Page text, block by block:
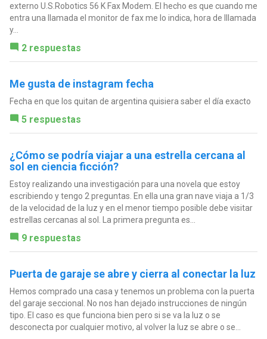
externo U.S.Robotics 56 K Fax Modem. El hecho es que cuando me
entra una llamada el monitor de fax me lo indica, hora de lllamada
y...
2 respuestas
Me gusta de instagram fecha
Fecha en que los quitan de argentina quisiera saber el día exacto
5 respuestas
¿Cómo se podría viajar a una estrella cercana al
sol en ciencia ficción?
Estoy realizando una investigación para una novela que estoy
escribiendo y tengo 2 preguntas. En ella una gran nave viaja a 1/3
de la velocidad de la luz y en el menor tiempo posible debe visitar
estrellas cercanas al sol. La primera pregunta es...
9 respuestas
Puerta de garaje se abre y cierra al conectar la luz
Hemos comprado una casa y tenemos un problema con la puerta
del garaje seccional. No nos han dejado instrucciones de ningún
tipo. El caso es que funciona bien pero si se va la luz o se
desconecta por cualquier motivo, al volver la luz se abre o se...